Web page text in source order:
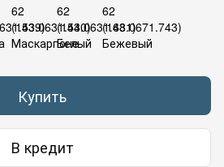
Купить
В кредит